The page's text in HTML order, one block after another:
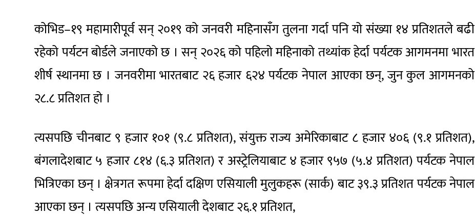
कोभिड–१९ महामारीपूर्व सन् २०१९ को जनवरी महिनासँग तुलना गर्दा पनि यो संख्या १४ प्रतिशतले बढी
रहेको पर्यटन बोर्डले जनाएको छ । सन् २०२६ को पहिलो महिनाको तथ्यांक हेर्दा पर्यटक आगमनमा भारत
शीर्ष स्थानमा छ । जनवरीमा भारतबाट २६ हजार ६२४ पर्यटक नेपाल आएका छन्, जुन कुल आगमनको
२८.८ प्रतिशत हो ।
त्यसपछि चीनबाट ९ हजार १०१ (९.८ प्रतिशत), संयुक्त राज्य अमेरिकाबाट ८ हजार ४०६ (९.१ प्रतिशत),
बंगलादेशबाट ५ हजार ८१४ (६.३ प्रतिशत) र अस्ट्रेलियाबाट ४ हजार ९५७ (५.४ प्रतिशत) पर्यटक नेपाल
भित्रिएका छन् । क्षेत्रगत रूपमा हेर्दा दक्षिण एसियाली मुलुकहरू (सार्क) बाट ३९.३ प्रतिशत पर्यटक नेपाल
आएका छन् । त्यसपछि अन्य एसियाली देशबाट २६.१ प्रतिशत,